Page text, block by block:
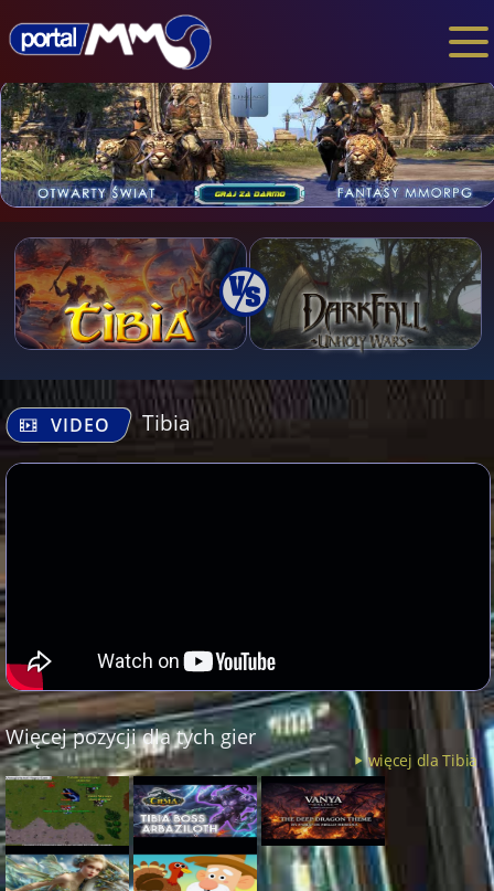
VIDEO Tibia
Więcej pozycji dla tych gier
więcej dla Tibia